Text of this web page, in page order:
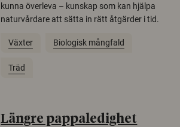
kunna överleva – kunskap som kan hjälpa
naturvårdare att sätta in rätt åtgärder i tid.
Växter Biologisk mångfald
Träd
Längre pappaledighet